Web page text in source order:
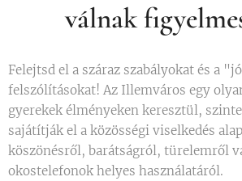
válnak
Felejtsd el a száraz szabályokat és a
felszólításokat! Az Illemváros egy
gyerekek élményeken keresztül,
sajátítják el a közösségi viselkedés
köszönésről, barátságról, türelemről
okostelefonok helyes használatáról.